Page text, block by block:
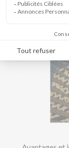
consultation